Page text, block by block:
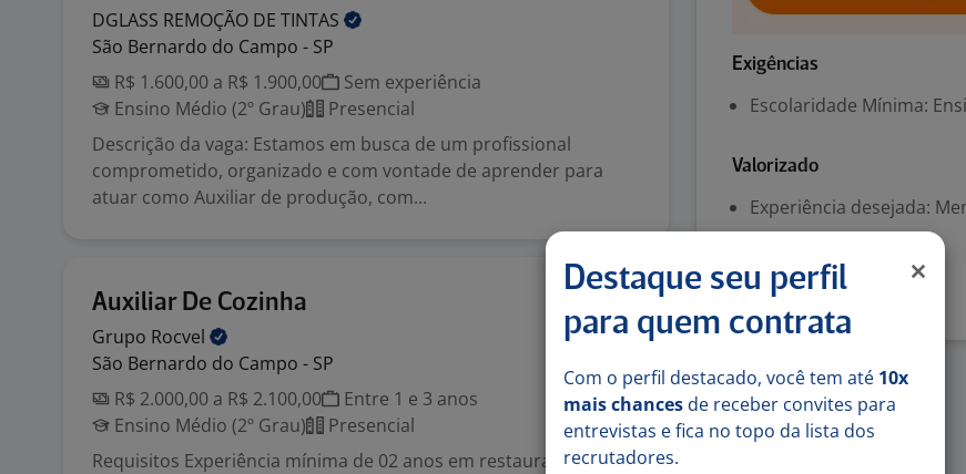
DGLASS REMOÇÃO DE TINTAS
São Bernardo do Campo - SP
R$ 1.600,00 a R$ 1.900,00
Sem experiência
Ensino Médio (2º Grau)
Presencial
Descrição da vaga: Estamos em busca de um profissional
comprometido, organizado e com vontade de aprender para
atuar como Auxiliar de produção, com...
Auxiliar De Cozinha
Grupo Rocvel
São Bernardo do Campo - SP
R$ 2.000,00 a R$ 2.100,00
Entre 1 e 3 anos
Ensino Médio (2º Grau)
Presencial
Requisitos Experiência mínima de 02 anos em restaurante
Exigências
Escolaridade Mínima:
Valorizado
Experiência desejada:
Denunciar vaga
Destaque seu perfil
para quem contrata
Com o perfil destacado, você tem até 10x
mais chances de receber convites para
entrevistas e fica no topo da lista dos
recrutadores.